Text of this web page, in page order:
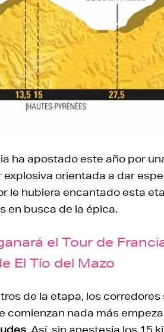
ha apostado este año por
explosiva orientada a dar
le hubiera encantado esta
en busca de la épica.
el Tour de
El Tío del Mazo
de la etapa, los
comienzan nada más